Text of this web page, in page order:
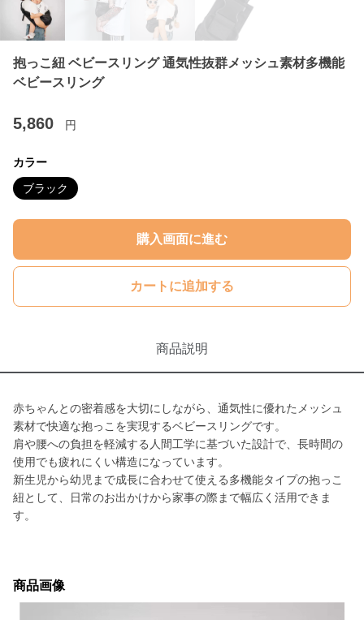
抱っこ紐 ベビースリング 通気性抜群メッシュ素材多機能
ベビースリング
5,860 円
カラー
ブラック
購入画面に進む
カートに追加する
商品説明
赤ちゃんとの密着感を大切にしながら、通気性に優れたメッシュ
素材で快適な抱っこを実現するベビースリングです。
肩や腰への負担を軽減する人間工学に基づいた設計で、長時間の
使用でも疲れにくい構造になっています。
新生児から幼児まで成長に合わせて使える多機能タイプの抱っこ
紐として、日常のお出かけから家事の際まで幅広く活用できま
す。
商品画像